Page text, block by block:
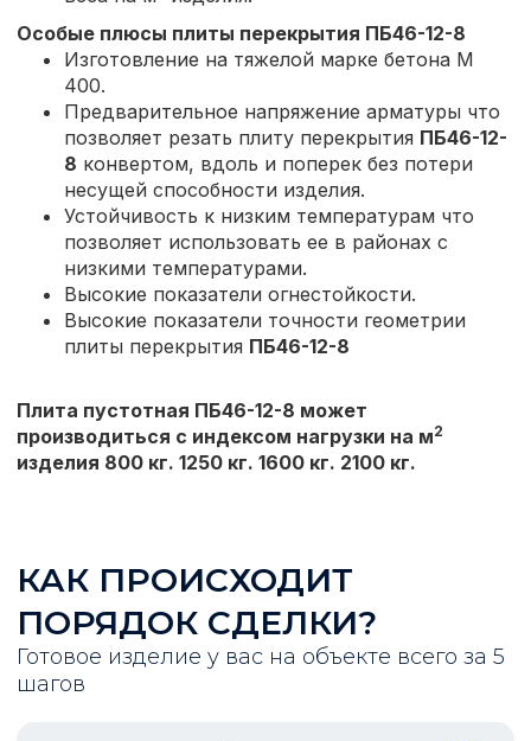
Особые плюсы плиты перекрытия ПБ46-12-8
Изготовление на тяжелой марке бетона М
400.
Предварительное напряжение арматуры что
позволяет резать плиту перекрытия ПБ46-12-
8 конвертом, вдоль и поперек без потери
несущей способности изделия.
Устойчивость к низким температурам что
позволяет использовать ее в районах с
низкими температурами.
Высокие показатели огнестойкости.
Высокие показатели точности геометрии
плиты перекрытия ПБ46-12-8
Плита пустотная ПБ46-12-8 может
производиться с индексом нагрузки на м2
изделия 800 кг. 1250 кг. 1600 кг. 2100 кг.
КАК ПРОИСХОДИТ
ПОРЯДОК СДЕЛКИ?
Готовое изделие у вас на объекте всего за 5
шагов